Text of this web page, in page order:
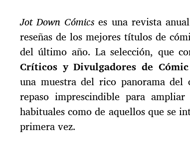
d
e
l
a
e
n
t
r
a
d
a
Jot Down Cómics es una revista
reseñas de los mejores títulos de
del último año. La selección, que
Críticos y Divulgadores de
una muestra del rico panorama
repaso imprescindible para
habituales como de aquellos que se
primera vez.